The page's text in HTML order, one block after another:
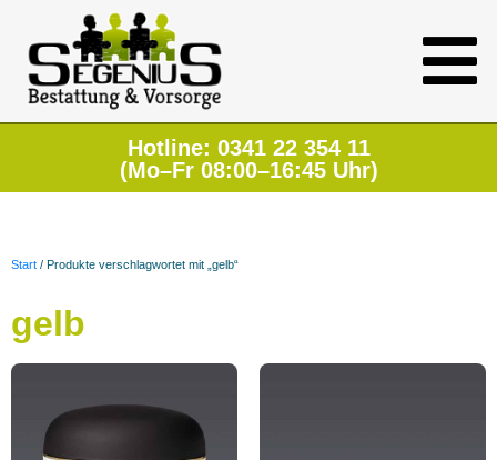
Hotline: 0341 22 354 11
(Mo–Fr 08:00–16:45 Uhr)
Start / Produkte verschlagwortet mit „gelb“
gelb